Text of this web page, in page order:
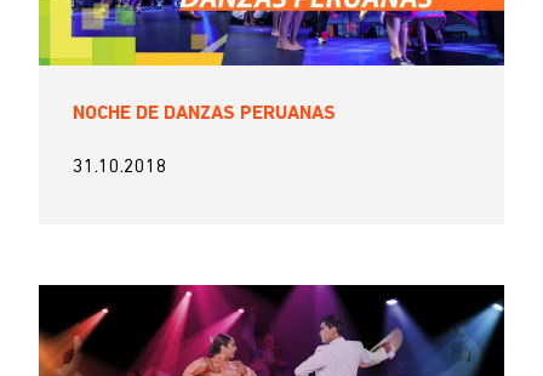
NOCHE DE DANZAS PERUANAS
31.10.2018